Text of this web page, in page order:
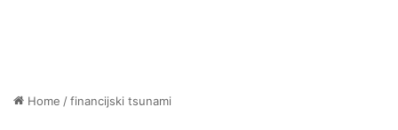
Home /financijski tsunami